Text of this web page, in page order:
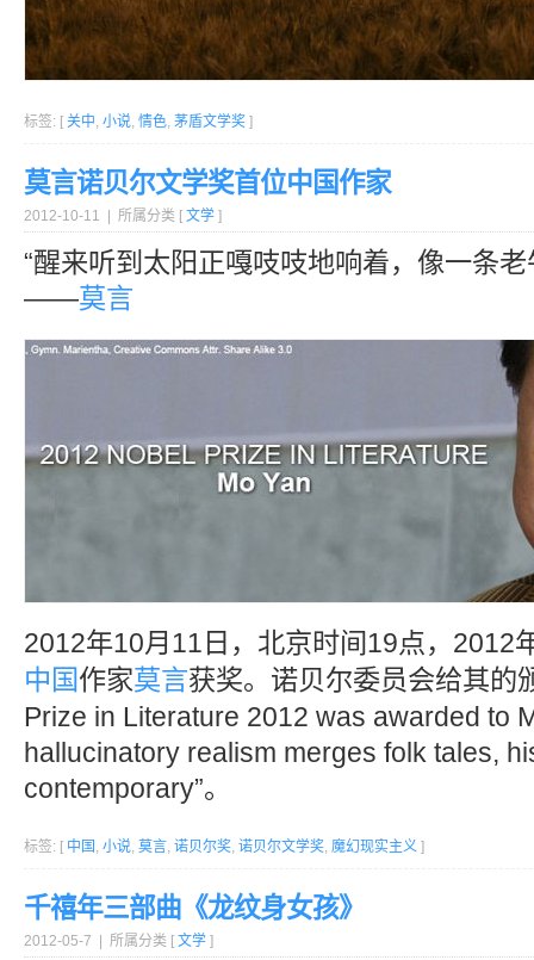
标签: [ 关中, 小说, 情色, 茅盾文学奖 ]
莫言诺贝尔文学奖首位中国作家
2012-10-11 | 所属分类 [ 文学 ]
“醒来听到太阳正嘎吱吱地响着，像一条
——莫言
2012年10月11日，北京时间19点，2012
中国作家莫言获奖。诺贝尔委员会给其的
Prize in Literature 2012 was awarded to
hallucinatory realism merges folk tales,
contemporary”。
标签: [ 中国 , 小说, 莫言, 诺贝尔奖, 诺贝尔文学奖, 魔幻现实主义 ]
千禧年三部曲《龙纹身女孩》
2012-05-7 | 所属分类 [ 文学 ]